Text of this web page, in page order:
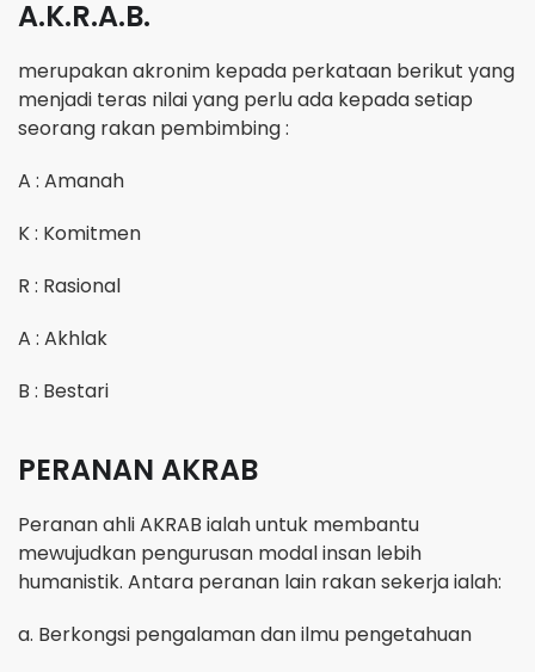
A.K.R.A.B.
merupakan akronim kepada perkataan berikut yang
menjadi teras nilai yang perlu ada kepada setiap
seorang rakan pembimbing :
A : Amanah
K : Komitmen
R : Rasional
A : Akhlak
B : Bestari
PERANAN AKRAB
Peranan ahli AKRAB ialah untuk membantu
mewujudkan pengurusan modal insan lebih
humanistik. Antara peranan lain rakan sekerja ialah:
a. Berkongsi pengalaman dan ilmu pengetahuan